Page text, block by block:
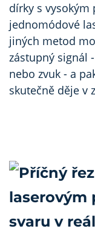
dírky s vysokým
jednomódové
jiných metod
zástupný signál
nebo zvuk - a
skutečně děje v